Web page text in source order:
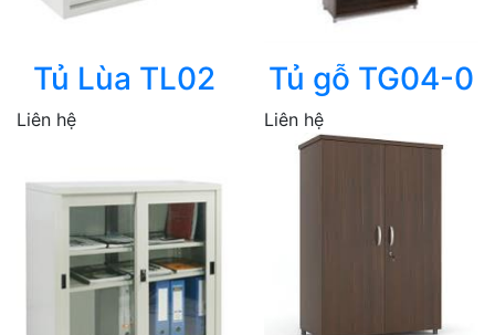
Tủ Lùa TL02
Liên hệ
Tủ gỗ TG04-0
Liên hệ